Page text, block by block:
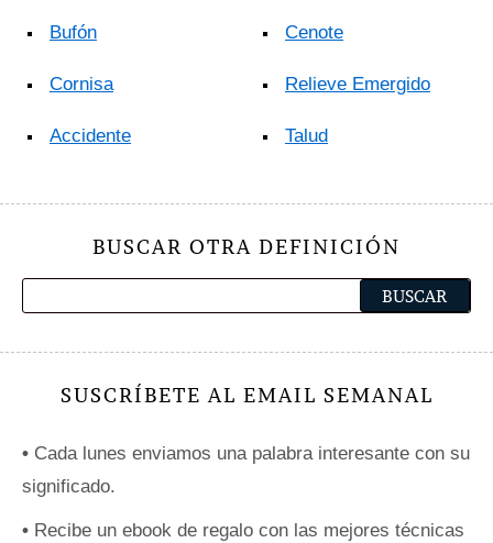
Bufón
Cornisa
Accidente
Cenote
Relieve Emergido
Talud
BUSCAR OTRA DEFINICIÓN
SUSCRÍBETE AL EMAIL SEMANAL
• Cada lunes enviamos una palabra interesante con su
significado.
• Recibe un ebook de regalo con las mejores técnicas